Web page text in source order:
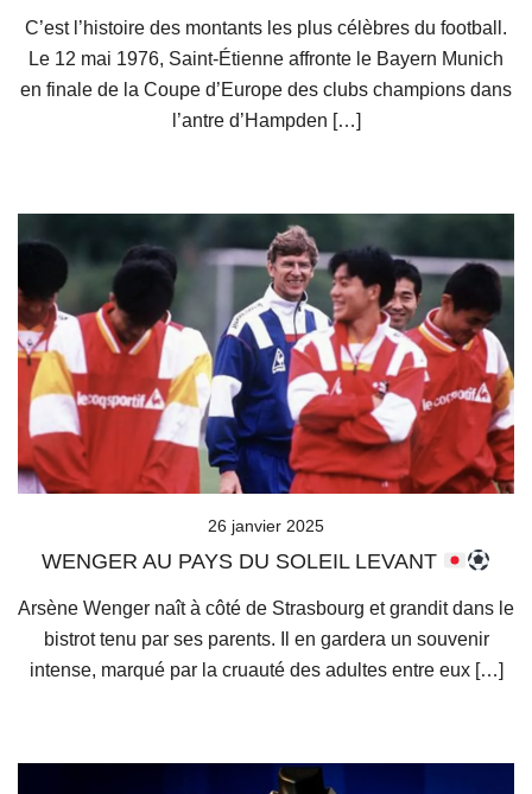
C’est l’histoire des montants les plus célèbres du football.
Le 12 mai 1976, Saint-Étienne affronte le Bayern Munich
en finale de la Coupe d’Europe des clubs champions dans
l’antre d’Hampden […]
26 janvier 2025
WENGER AU PAYS DU SOLEIL LEVANT
Arsène Wenger naît à côté de Strasbourg et grandit dans le
bistrot tenu par ses parents. Il en gardera un souvenir
intense, marqué par la cruauté des adultes entre eux […]